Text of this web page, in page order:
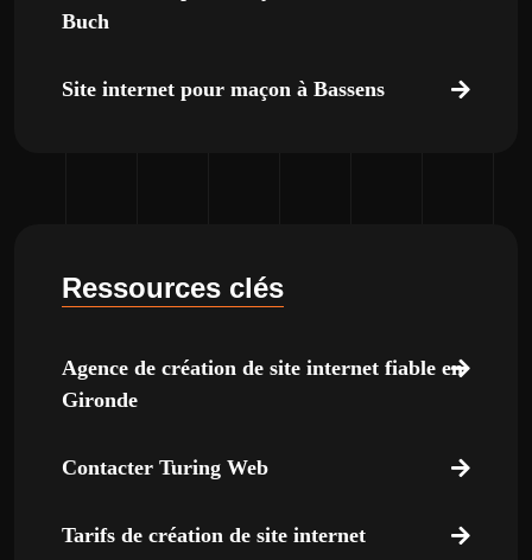
Buch
Site internet pour maçon à Bassens
Ressources clés
Agence de création de site internet fiable en
Gironde
Contacter Turing Web
Tarifs de création de site internet